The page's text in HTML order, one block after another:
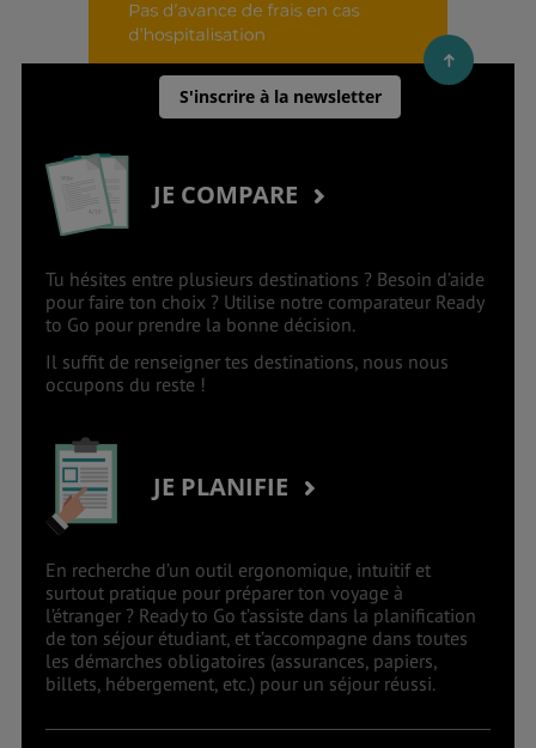
S'inscrire à la newsletter
JE COMPARE
Tu hésites entre plusieurs destinations ? Besoin d’aide
pour faire ton choix ? Utilise notre comparateur Ready
to Go pour prendre la bonne décision.
Il suffit de renseigner tes destinations, nous nous
occupons du reste !
JE PLANIFIE
En recherche d’un outil ergonomique, intuitif et
surtout pratique pour préparer ton voyage à
l’étranger ? Ready to Go t’assiste dans la planification
de ton séjour étudiant, et t’accompagne dans toutes
les démarches obligatoires (assurances, papiers,
billets, hébergement, etc.) pour un séjour réussi.